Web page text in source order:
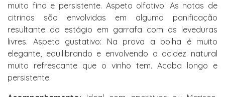
muito fina e persistente. Aspeto olfativo: As notas de
citrinos são envolvidas em alguma panificação
resultante do estágio em garrafa com as leveduras
livres. Aspeto gustativo: Na prova a bolha é muito
elegante, equilibrando e envolvendo a acidez natural
muito refrescante que o vinho tem. Acaba longo e
persistente.